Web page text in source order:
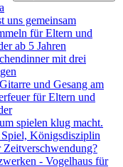
uns gemeinsam
für Eltern und
ab 5 Jahren
mit drei
und Gesang am
für Eltern und
spielen klug macht.
Königsdisziplin
Zeitverschwendung?
- Vogelhaus für